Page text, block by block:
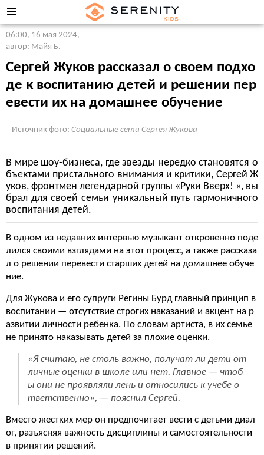
06:00, 16 мая 2024,
автор: Майя Б.
Сергей Жуков рассказал о своем подхо
де к воспитанию детей и решении пер
евести их на домашнее обучение
Источник фото: Социальные сети Сергея Жукова
В мире шоу-бизнеса, где звезды нередко становятся о
бъектами пристального внимания и критики, Сергей Ж
уков, фронтмен легендарной группы «Руки Вверх! », вы
брал для своей семьи уникальный путь гармоничного
воспитания детей.
В одном из недавних интервью музыкант откровенно поде
лился своими взглядами на этот процесс, а также рассказа
л о решении перевести старших детей на домашнее обуче
ние.
Для Жукова и его супруги Регины Бурд главный принцип в
воспитании — отсутствие строгих наказаний и акцент на р
азвитии личности ребенка. По словам артиста, в их семье
не принято наказывать детей за плохие оценки.
«Я считаю, не столь важно, получат ли дети от
личные оценки в школе или нет. Главное — чтоб
ы они не проявляли лень и относились к учебе о
тветственно», — пояснил Сергей.
Вместо жестких мер он предпочитает вести с детьми диал
ог, разъясняя важность дисциплины и самостоятельности
в принятии решений.